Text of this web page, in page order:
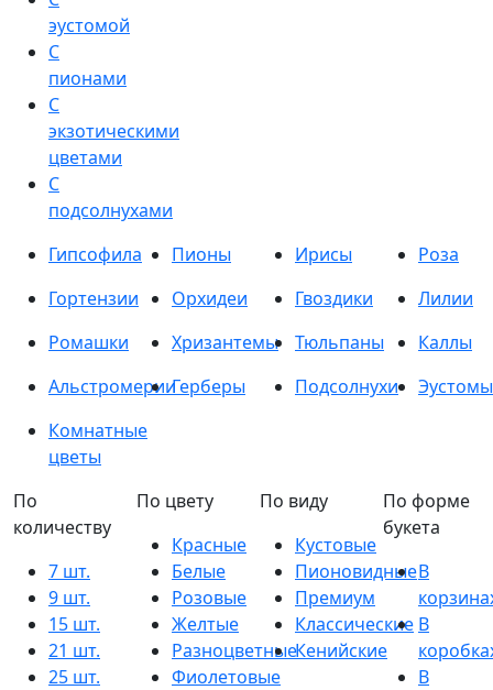
эустомой
С
пионами
С
экзотическими
цветами
С
подсолнухами
Гипсофила Пионы Ирисы
Роза
Гортензии
Орхидеи Гвоздики
Лилии
Ромашки
Хризантемы Тюльпаны
Каллы
АльстромерииГерберы Подсолнухи
Эустомы
Комнатные
цветы
По
количеству
7 шт.
9 шт.
15 шт.
21 шт.
25 шт.
По цвету
Красные
Белые
Розовые
Желтые
Разноцветные
Фиолетовые
По виду
Кустовые
Пионовидные
Премиум
Классические
Кенийские
По форме
букета
В
В
В